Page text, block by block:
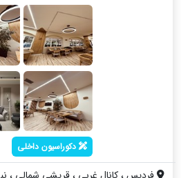
دکوراسیون داخلی